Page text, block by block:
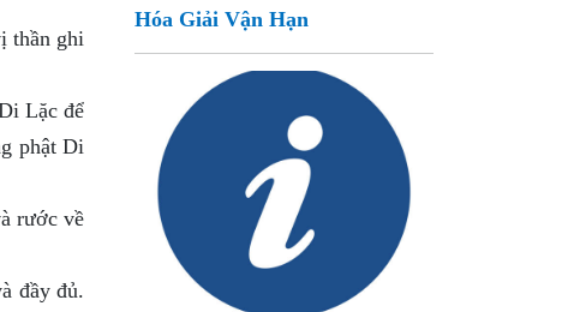
thần ghi
Lặc để
phật Di
rước về
đầy đủ.
Hóa Giải Vận Hạn